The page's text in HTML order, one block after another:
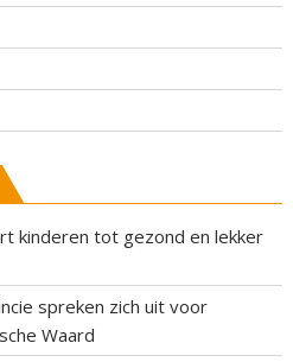
kinderen tot gezond en lekker
spreken zich uit voor
Waard